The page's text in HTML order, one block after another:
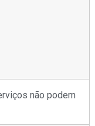
não podem